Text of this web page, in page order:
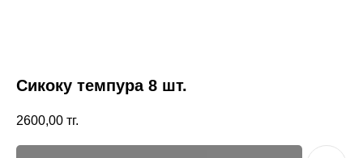
Сикоку темпура 8 шт.
2600,00 тг.